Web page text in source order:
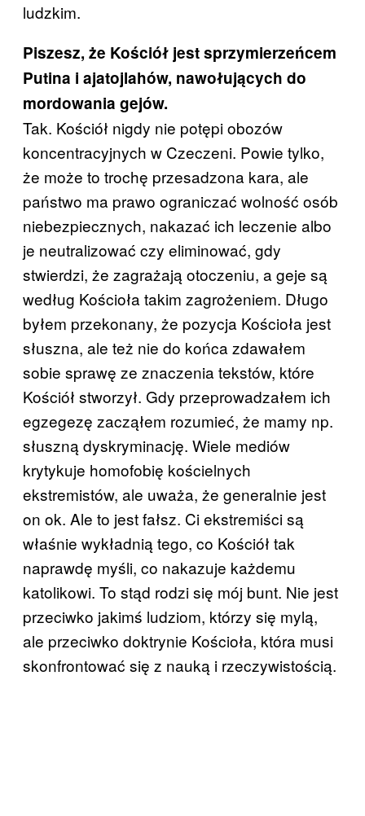
ludzkim.
Piszesz, że Kościół jest sprzymierzeńcem
Putina i ajatojlahów, nawołujących do
mordowania gejów.
Tak. Kościół nigdy nie potępi obozów
koncentracyjnych w Czeczeni. Powie tylko,
że może to trochę przesadzona kara, ale
państwo ma prawo ograniczać wolność osób
niebezpiecznych, nakazać ich leczenie albo
je neutralizować czy eliminować, gdy
stwierdzi, że zagrażają otoczeniu, a geje są
według Kościoła takim zagrożeniem. Długo
byłem przekonany, że pozycja Kościoła jest
słuszna, ale też nie do końca zdawałem
sobie sprawę ze znaczenia tekstów, które
Kościół stworzył. Gdy przeprowadzałem ich
egzegezę zacząłem rozumieć, że mamy np.
słuszną dyskryminację. Wiele mediów
krytykuje homofobię kościelnych
ekstremistów, ale uważa, że generalnie jest
on ok. Ale to jest fałsz. Ci ekstremiści są
właśnie wykładnią tego, co Kościół tak
naprawdę myśli, co nakazuje każdemu
katolikowi. To stąd rodzi się mój bunt. Nie jest
przeciwko jakimś ludziom, którzy się mylą,
ale przeciwko doktrynie Kościoła, która musi
skonfrontować się z nauką i rzeczywistością.